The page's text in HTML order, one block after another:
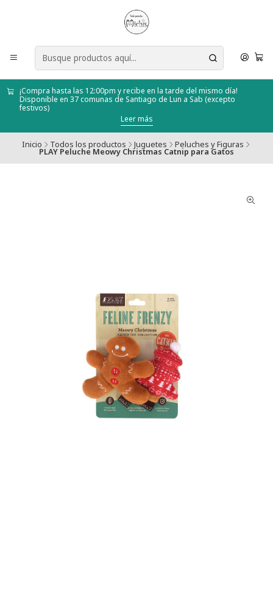
¡Compra hasta las 12:00pm y recibe en la tarde del mismo día!
Disponible en 37 comunas de Santiago de Lun a Sab (excepto
festivos)
Leer más
Inicio Todos los productos Juguetes Peluches y Figuras
PLAY Peluche Meowy Christmas Catnip para Gatos